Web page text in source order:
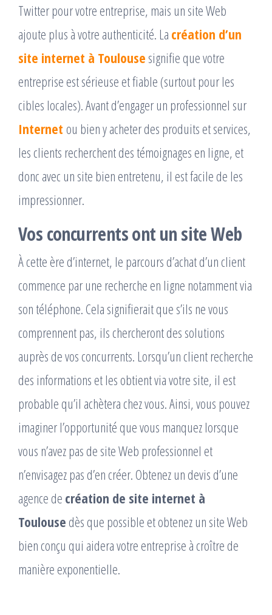
Twitter pour votre entreprise, mais un site Web
ajoute plus à votre authenticité. La création d’un
site internet à Toulouse signifie que votre
entreprise est sérieuse et fiable (surtout pour les
cibles locales). Avant d’engager un professionnel sur
Internet ou bien y acheter des produits et services,
les clients recherchent des témoignages en ligne, et
donc avec un site bien entretenu, il est facile de les
impressionner.
Vos concurrents ont un site Web
À cette ère d’internet, le parcours d’achat d’un client
commence par une recherche en ligne notamment via
son téléphone. Cela signifierait que s’ils ne vous
comprennent pas, ils chercheront des solutions
auprès de vos concurrents. Lorsqu’un client recherche
des informations et les obtient via votre site, il est
probable qu’il achètera chez vous. Ainsi, vous pouvez
imaginer l’opportunité que vous manquez lorsque
vous n’avez pas de site Web professionnel et
n’envisagez pas d’en créer. Obtenez un devis d’une
agence de création de site internet à
Toulouse dès que possible et obtenez un site Web
bien conçu qui aidera votre entreprise à croître de
manière exponentielle.